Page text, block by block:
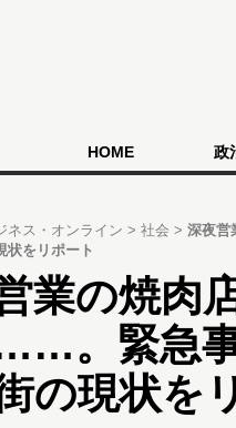
HOME 政
ネス・オンライン 社会
深夜営
状をリポート
業の焼肉
。緊急事
の現状を